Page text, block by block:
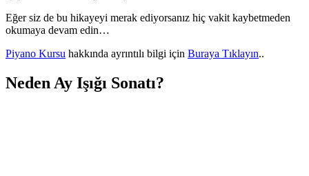
Eğer siz de bu hikayeyi merak ediyorsanız hiç vakit kaybetmeden
okumaya devam edin…
Piyano Kursu hakkında ayrıntılı bilgi için Buraya Tıklayın..
Neden Ay Işığı Sonatı?